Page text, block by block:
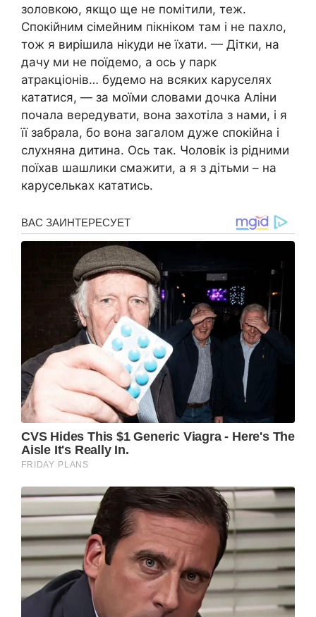
золовкою, якщо ще не помітили, теж.
Спокійним сімейним пікніком там і не пахло,
тож я вирішила нікуди не їхати. — Дітки, на
дачу ми не поїдемо, а ось у парк
атракціонів… будемо на всяких каруселях
кататися, — за моїми словами дочка Аліни
почала вередувати, вона захотіла з нами, і я
її забрала, бо вона загалом дуже спокійна і
слухняна дитина. Ось так. Чоловік із рідними
поїхав шашлики смажити, а я з дітьми – на
карусельках кататись.